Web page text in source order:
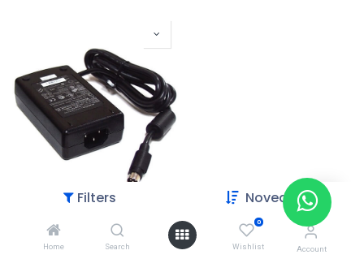
Filters Novedades
Home Search
0
Wishlist Account
FUENTE DE ALIMENTACIÓN 3 PINES 12V 5A LSE9901B1260
29.99